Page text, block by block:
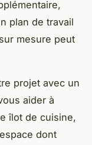
plan de travail
mesure peut
projet avec un
aider à
îlot de cuisine,
dont